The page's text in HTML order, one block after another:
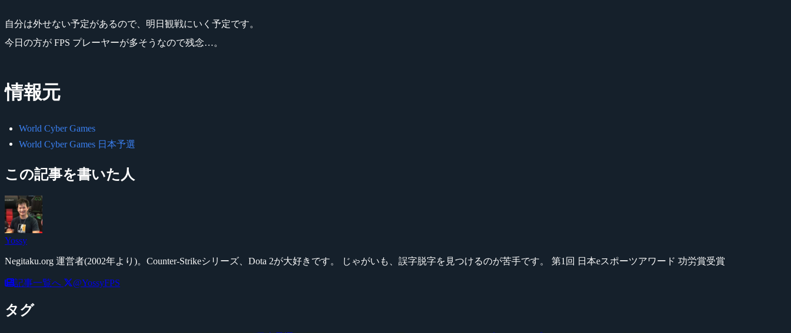
自分は外せない予定があるので、明日観戦にいく予定です。
今日の方が FPS プレーヤーが多そうなので残念…。
情報元
World Cyber Games
World Cyber Games 日本予選
この記事を書いた人
Yossy
Negitaku.org 運営者(2002年より)。Counter-Strikeシリーズ、Dota 2が大好きです。 じゃがいも、誤字脱字を見つけるのが苦手です。 第1回 日本eスポーツアワード 功労賞受賞
記事一覧へ @YossyFPS
タグ